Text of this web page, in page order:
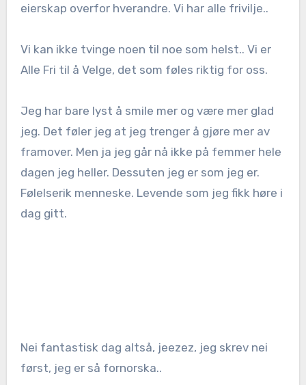
eierskap overfor hverandre. Vi har alle frivilje..
Vi kan ikke tvinge noen til noe som helst.. Vi er
Alle Fri til å Velge, det som føles riktig for oss.
Jeg har bare lyst å smile mer og være mer glad
jeg. Det føler jeg at jeg trenger å gjøre mer av
framover. Men ja jeg går nå ikke på femmer hele
dagen jeg heller. Dessuten jeg er som jeg er.
Følelserik menneske. Levende som jeg fikk høre i
dag gitt.
Nei fantastisk dag altså, jeezez, jeg skrev nei
først, jeg er så fornorska..